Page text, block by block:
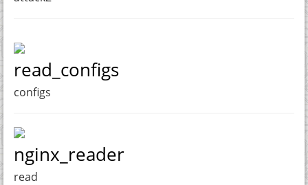
read_configs
configs
nginx_reader
read